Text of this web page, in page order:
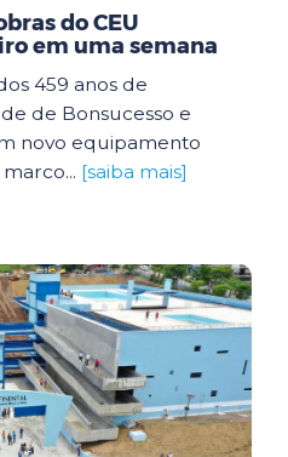
do CEU
em uma semana
459 anos de
de Bonsucesso e
novo equipamento
[saiba mais]